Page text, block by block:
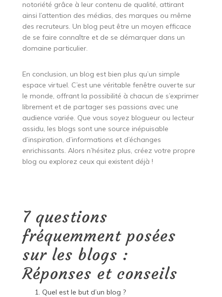
notoriété grâce à leur contenu de qualité, attirant
ainsi l’attention des médias, des marques ou même
des recruteurs. Un blog peut être un moyen efficace
de se faire connaître et de se démarquer dans un
domaine particulier.
En conclusion, un blog est bien plus qu’un simple
espace virtuel. C’est une véritable fenêtre ouverte sur
le monde, offrant la possibilité à chacun de s’exprimer
librement et de partager ses passions avec une
audience variée. Que vous soyez blogueur ou lecteur
assidu, les blogs sont une source inépuisable
d’inspiration, d’informations et d’échanges
enrichissants. Alors n’hésitez plus, créez votre propre
blog ou explorez ceux qui existent déjà !
7 questions
fréquemment posées
sur les blogs :
Réponses et conseils
Quel est le but d’un blog ?